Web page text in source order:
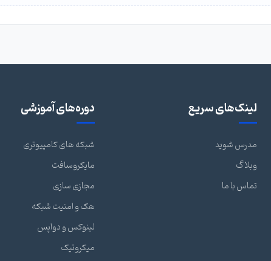
لینک‌های سریع
مدرس شوید
وبلاگ
تماس با ما
دوره‌های آموزشی
شبکه های کامپیوتری
مایکروسافت
مجازی سازی
هک و امنیت شبکه
لینوکس و دواپس
میکروتیک